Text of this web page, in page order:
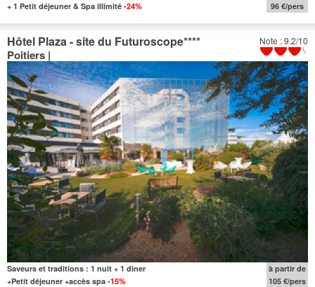
+ 1 Petit déjeuner & Spa illimité -24% 96 €/pers
Note : 9.2/10
Hôtel Plaza - site du Futuroscope****
Poitiers |
Saveurs et traditions : 1 nuit + 1 diner
+Petit déjeuner +accès spa -15%
à partir de
105 €/pers